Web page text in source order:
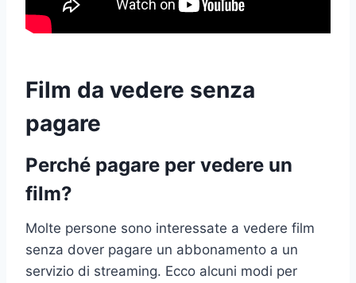
Film da vedere senza
pagare
Perché pagare per vedere un
film?
Molte persone sono interessate a vedere film
senza dover pagare un abbonamento a un
servizio di streaming. Ecco alcuni modi per